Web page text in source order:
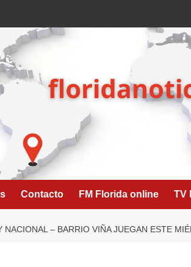
Contacto FM Florida online TV
NACIONAL – BARRIO VIÑA JUEGAN ESTE